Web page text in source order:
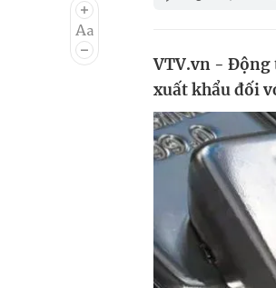
Điện ảnh
Âm nhạc
Du
VTV.vn - Động
xuất khẩu đối